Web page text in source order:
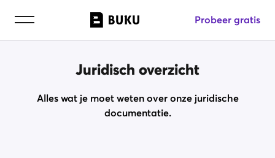
Probeer gratis
Juridisch overzicht
Alles wat je moet weten over onze juridische
documentatie.